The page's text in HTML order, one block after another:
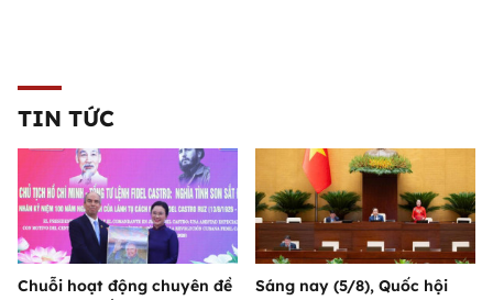
TIN TỨC
Chuỗi hoạt động chuyên đề
Sáng nay (5/8), Quốc hội